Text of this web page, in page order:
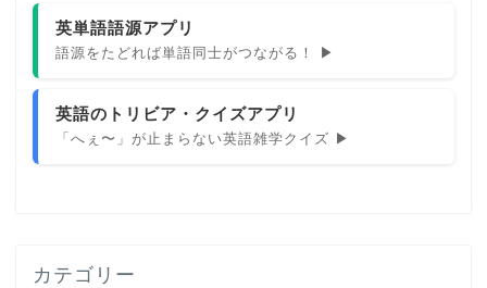
英単語語源アプリ
語源をたどれば単語同士がつながる！ ▶
英語のトリビア・クイズアプリ
「へぇ〜」が止まらない英語雑学クイズ ▶
カテゴリー